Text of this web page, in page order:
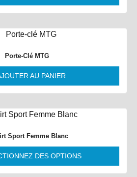
Porte-Clé MTG
AU PANIER
Sport Femme Blanc
DES OPTIONS